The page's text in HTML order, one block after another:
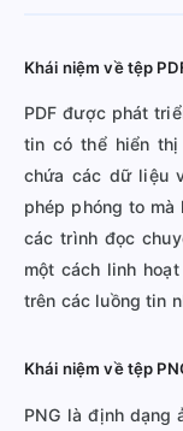
Khái niệm về tệp
PDF được phát
tin có thể hiển thị
chứa các dữ liệu
phép phóng to mà
các trình đọc
một cách linh
trên các luồng tin
Khái niệm về tệp
PNG là định dạng